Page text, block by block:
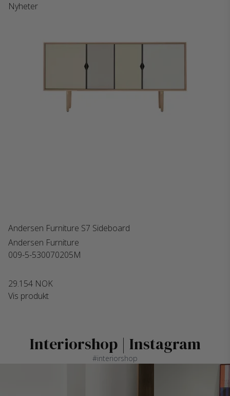
Nyheter
Andersen Furniture S7 Sideboard
Andersen Furniture
009-5-530070205M
29.154 NOK
Vis produkt
Interiorshop | Instagram
#interiorshop